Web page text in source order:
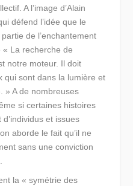
. A l’image d’Alain
défend l’idée que le
de l’enchantement
« La recherche de
notre moteur. Il doit
qui sont dans la lumière et
» A de nombreuses
si certaines histoires
et issues
aborde le fait qu’il ne
sans une conviction
la « symétrie des